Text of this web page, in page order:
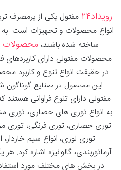
رویداد۲۴
مفتول یکی از پرمصرف
انواع محصولات و تجهیزات است. به
ساخته شده باشند، محصولات
محصولات مفتولی دارای
در حقیقت انواع تنوع و کاربرد
این محصول در صنایع گوناگون
مفتولی دارای تنوع فراوانی هستند
به انواع توری های حصاری، توری
توری حصاری، توری فرنگی، توری
توری لوزی، انواع سیم
آرماتوربندی، گالوانیزه اشاره
در بخش های مختلف مورد